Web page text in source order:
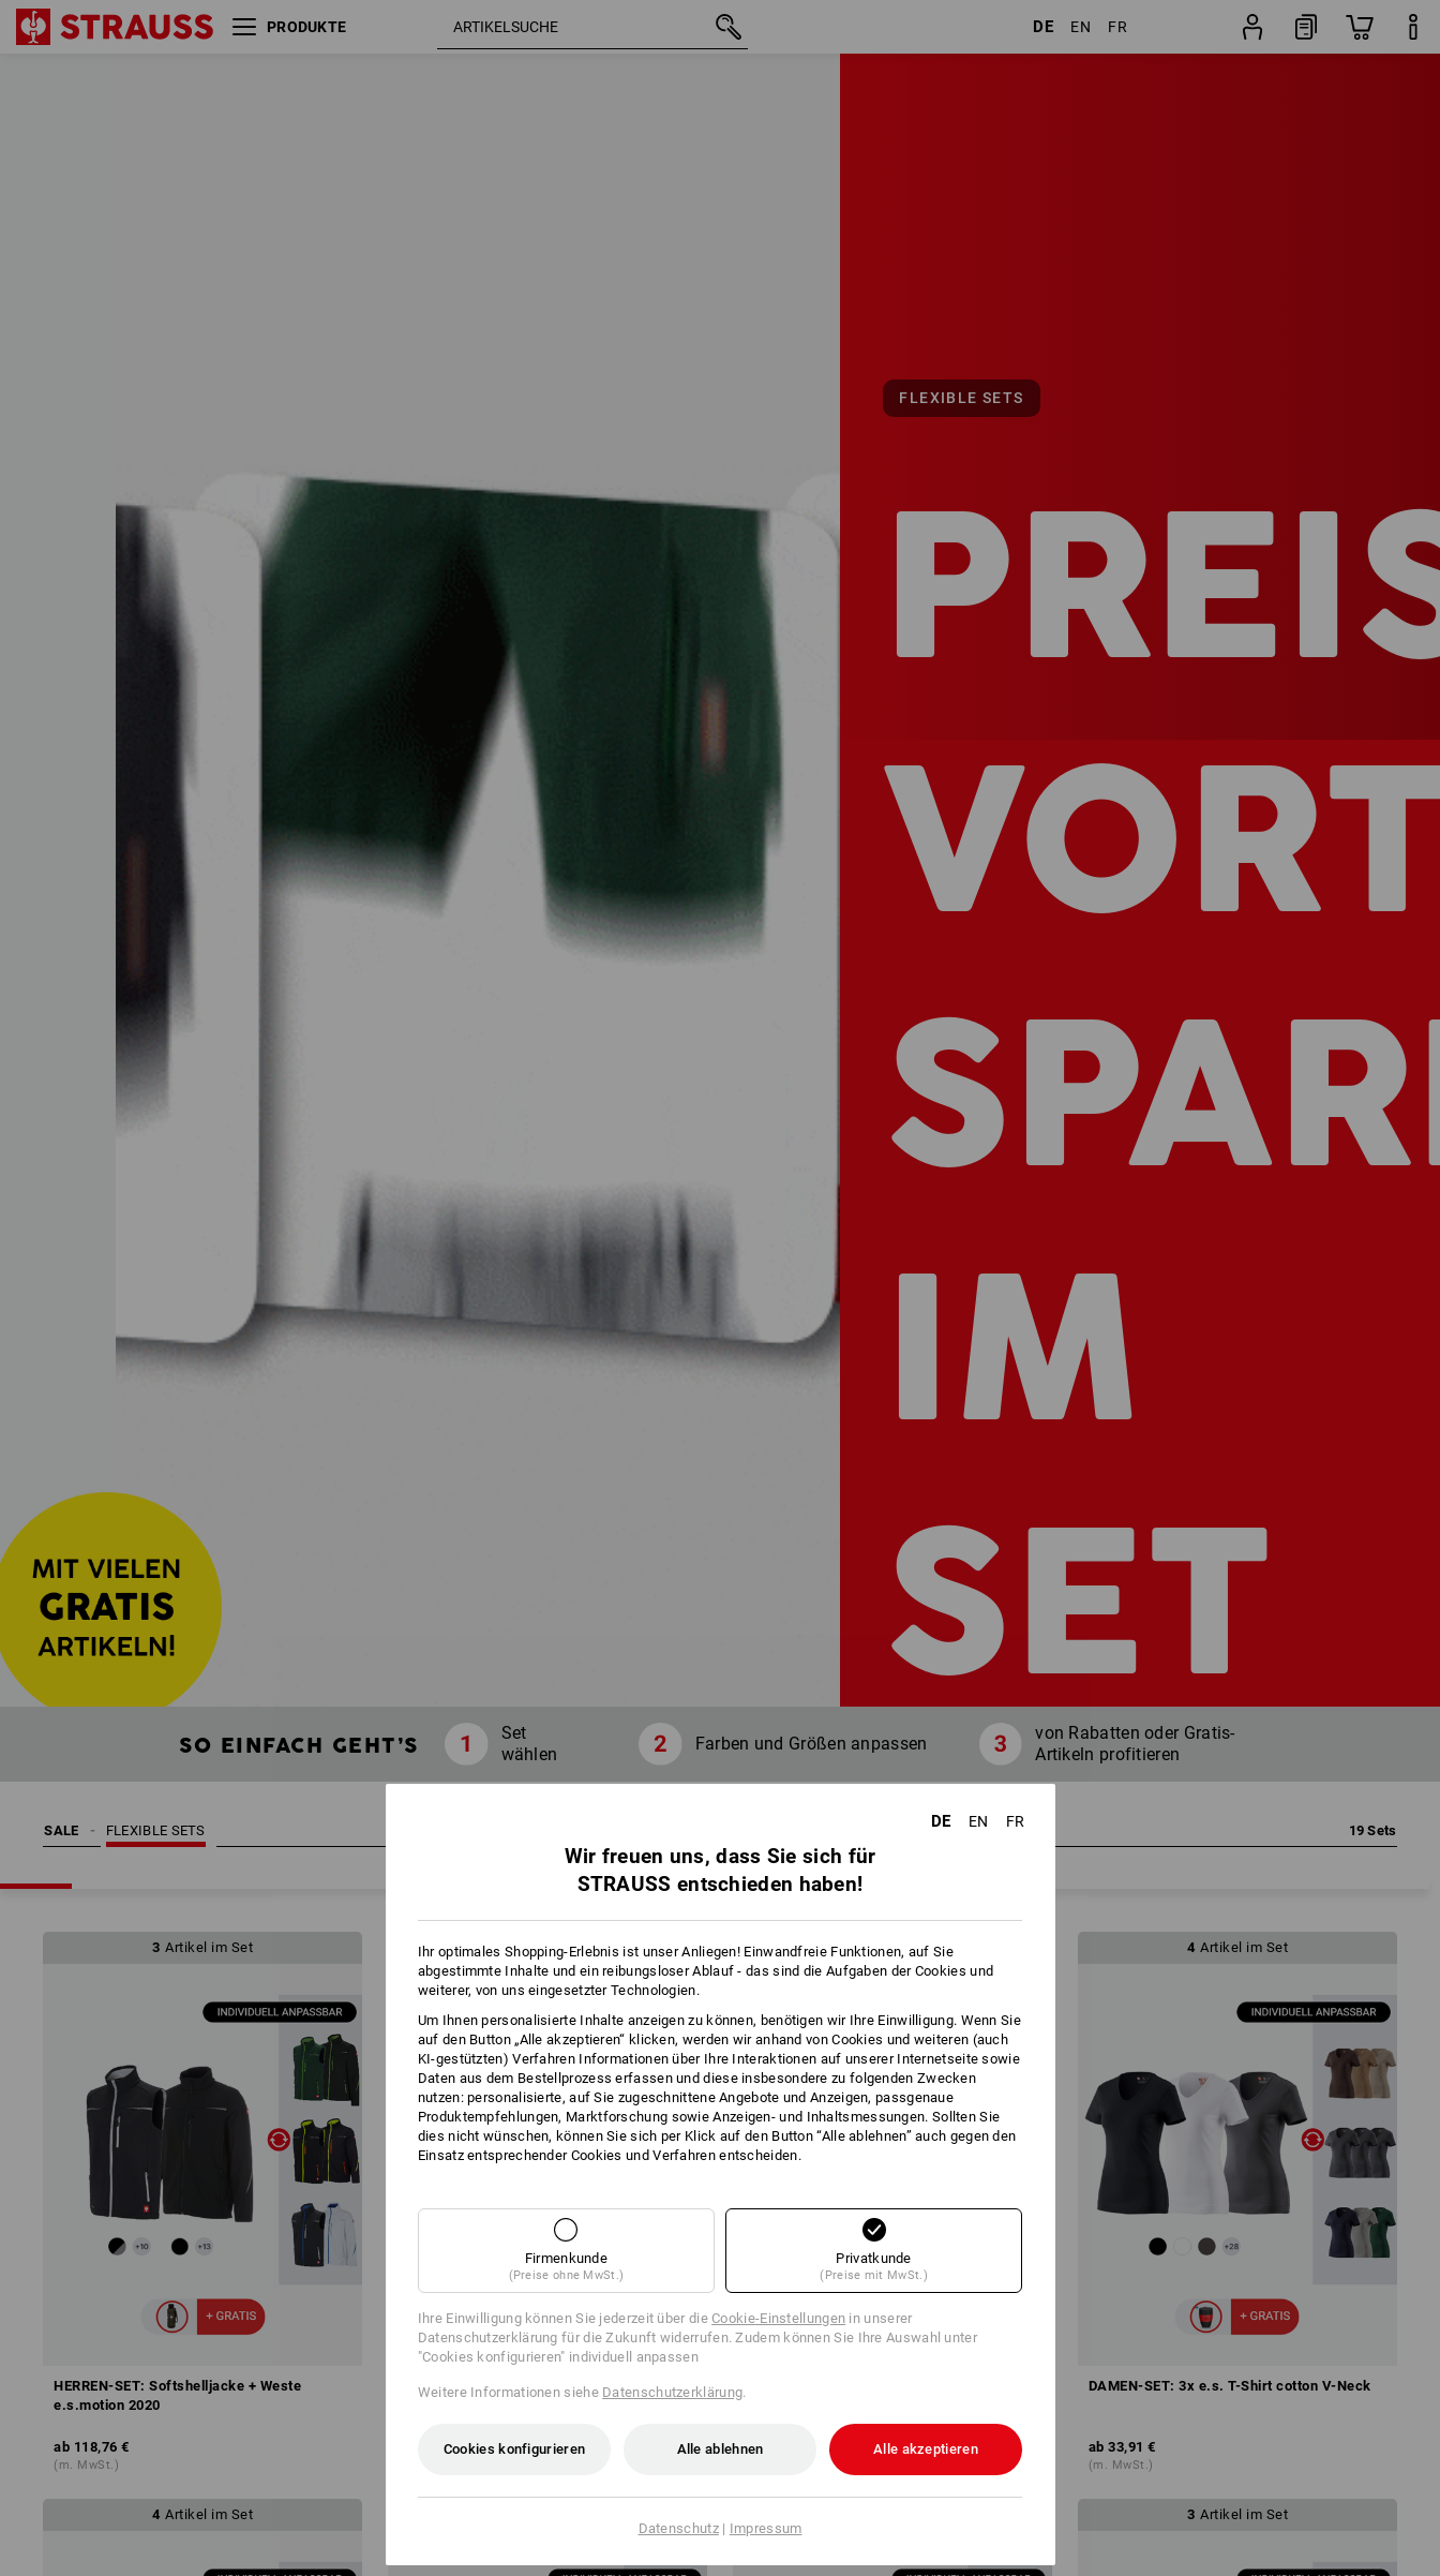
PRODUKTE DE EN FR
FLEXIBLE SETS
IM
SET
SO EINFACH GEHT’S
Set
wählen
Farben und Größen anpassen
von Rabatten oder Gratis-
Artikeln profitieren
SALE FLEXIBLE SETS 19 Sets
3 Artikel im Set
HERREN-SET: Softshelljacke + Weste
e.s.motion 2020
ab 118,76 €
(m. MwSt.)
4 Artikel im Set
HERREN-SET: 3x e.s. T-Shirt cotton
30,58 €
3 Artikel im Set
ab
4 Artikel im Set
DAMEN-SET: 3x e.s. T-Shirt cotton V-Neck
ab 33,91 €
(m. MwSt.)
4 Artikel im Set 3 Artikel im Set
DE EN FR
Wir freuen uns, dass Sie sich für
STRAUSS entschieden haben!
Ihr optimales Shopping-Erlebnis ist unser Anliegen! Einwandfreie Funktionen, auf Sie
abgestimmte Inhalte und ein reibungsloser Ablauf - das sind die Aufgaben der Cookies und
weiterer, von uns eingesetzter Technologien.
Um Ihnen personalisierte Inhalte anzeigen zu können, benötigen wir Ihre Einwilligung. Wenn Sie
auf den Button „Alle akzeptieren“ klicken, werden wir anhand von Cookies und weiteren (auch
KI-gestützten) Verfahren Informationen über Ihre Interaktionen auf unserer Internetseite sowie
Daten aus dem Bestellprozess erfassen und diese insbesondere zu folgenden Zwecken
nutzen: personalisierte, auf Sie zugeschnittene Angebote und Anzeigen, passgenaue
Produktempfehlungen, Marktforschung sowie Anzeigen- und Inhaltsmessungen. Sollten Sie
dies nicht wünschen, können Sie sich per Klick auf den Button “Alle ablehnen” auch gegen den
Einsatz entsprechender Cookies und Verfahren entscheiden.
Firmenkunde
(Preise ohne MwSt.)
Privatkunde
(Preise mit MwSt.)
Ihre Einwilligung können Sie jederzeit über dieCookie-Einstellungen in unserer
Datenschutzerklärung für die Zukunft widerrufen. Zudem können Sie Ihre Auswahl unter
"Cookies konfigurieren" individuell anpassen
Weitere Informationen siehe Datenschutzerklärung.
Cookies konfigurieren Alle ablehnen Alle akzeptieren
Datenschutz| Impressum